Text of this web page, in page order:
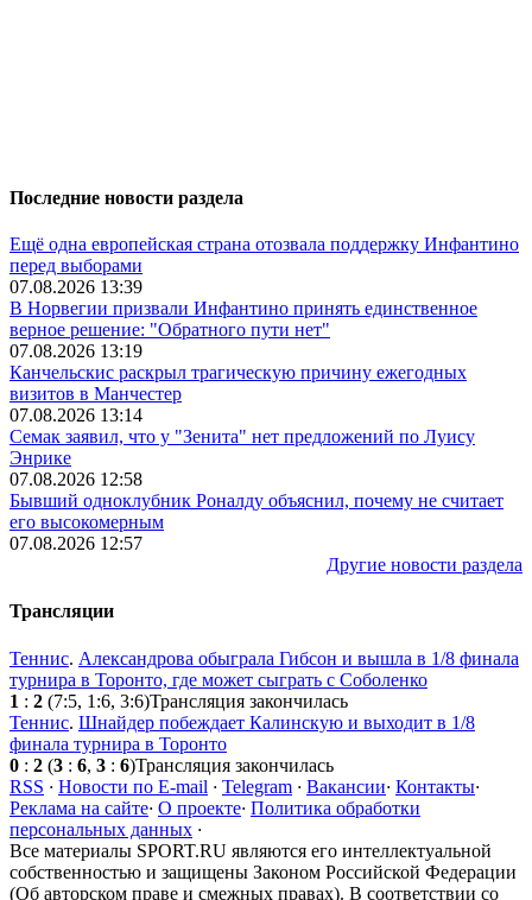
Последние новости раздела
Ещё одна европейская страна отозвала поддержку Инфантино
перед выборами
07.08.2026 13:39
В Норвегии призвали Инфантино принять единственное
верное решение: "Обратного пути нет"
07.08.2026 13:19
Канчельскис раскрыл трагическую причину ежегодных
визитов в Манчестер
07.08.2026 13:14
Семак заявил, что у "Зенита" нет предложений по Луису
Энрике
07.08.2026 12:58
Бывший одноклубник Роналду объяснил, почему не считает
его высокомерным
07.08.2026 12:57
Другие новости раздела
Трансляции
Теннис. Александрова обыграла Гибсон и вышла в 1/8 финала
турнира в Торонто, где может сыграть с Соболенко
1 : 2 (7:5, 1:6, 3:6)Трансляция закончилась
Теннис. Шнайдер побеждает Калинскую и выходит в 1/8
финала турнира в Торонто
0 : 2 (3 : 6, 3 : 6)Трансляция закончилась
RSS · Новости по E-mail · Telegram · Вакансии· Контакты·
Реклама на сайте· О проекте· Политика обработки
персональных данных ·
Все материалы SPORT.RU являются его интеллектуальной
собственностью и защищены Законом Российской Федерации
(Об авторском праве и смежных правах). В соответствии со